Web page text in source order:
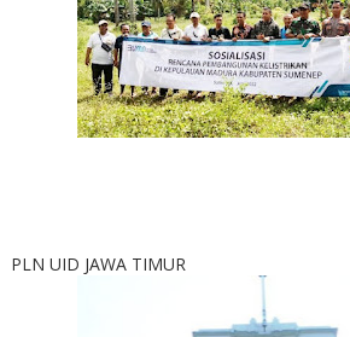
PLN UID JAWA TIMUR